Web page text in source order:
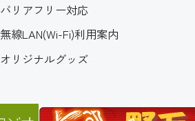
バリアフリー対応
無線LAN(Wi-Fi)利用案内
オリジナルグッズ